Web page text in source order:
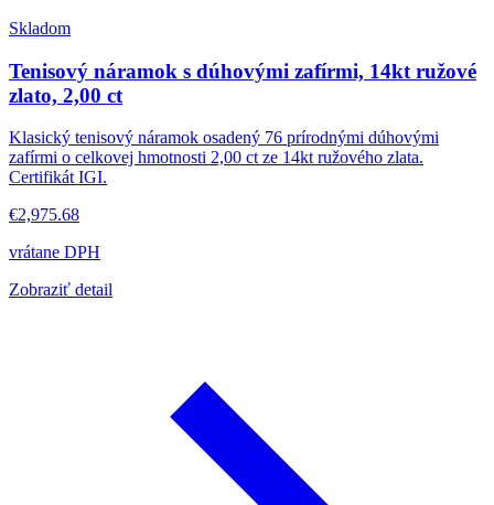
Skladom
Tenisový náramok s dúhovými zafírmi, 14kt ružové
zlato, 2,00 ct
Klasický tenisový náramok osadený 76 prírodnými dúhovými
zafírmi o celkovej hmotnosti 2,00 ct ze 14kt ružového zlata.
Certifikát IGI.
€2,975.68
vrátane DPH
Zobraziť detail